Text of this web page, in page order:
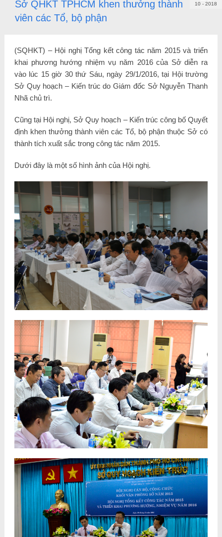
Sở QHKT TPHCM khen thưởng thành
viên các Tổ, bộ phận
10 - 2018
(SQHKT) – Hội nghị Tổng kết công tác năm 2015 và triển
khai phương hướng nhiệm vụ năm 2016 của Sở diễn ra
vào lúc 15 giờ 30 thứ Sáu, ngày 29/1/2016, tại Hội trường
Sở Quy hoạch – Kiến trúc do Giám đốc Sở Nguyễn Thanh
Nhã chủ trì.
Cũng tại Hội nghị, Sở Quy hoạch – Kiến trúc công bố Quyết
định khen thưởng thành viên các Tổ, bộ phận thuộc Sở có
thành tích xuất sắc trong công tác năm 2015.
Dưới đây là một số hình ảnh của Hội nghị.